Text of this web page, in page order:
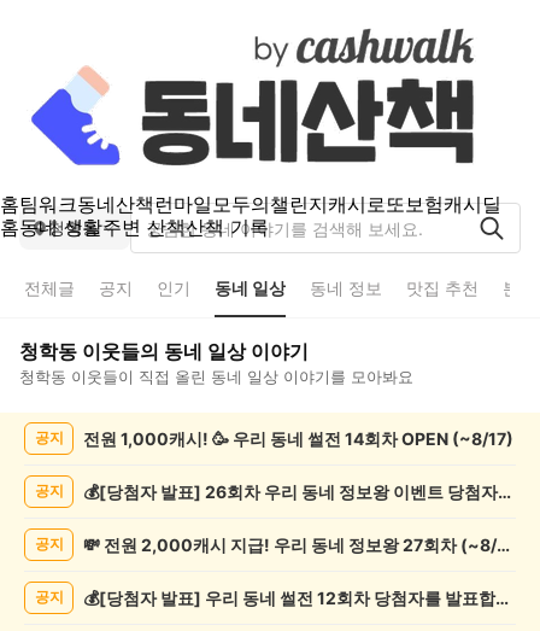
홈팀워크동네산책런마일모두의챌린지캐시로또보험캐시딜
홈동네 생활주변 산책산책 기록
청학동
전체글 공지 인기 동네 일상 동네 정보 맛집 추천 분
청학동 이웃들의 동네 일상이야기
청학동 이웃들이 직접 올린 동네 일상 이야기를 모아봐요
공지 전원 1,000캐시! 🥳 우리 동네 썰전 14회차 OPEN (~8/17)
공지 💰[당첨자 발표] 26회차 우리 동네 정보왕 이벤트 당첨자를 발표합니다!
공지 💸 전원 2,000캐시 지급! 우리 동네 정보왕 27회차 (~8/10)
공지 💰[당첨자 발표] 우리 동네 썰전 12회차 당첨자를 발표합니다!